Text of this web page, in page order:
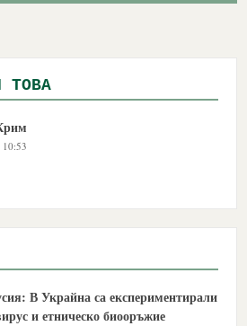
ТОВА
10:53
В Украйна са експериментирали
и етническо биооръжие